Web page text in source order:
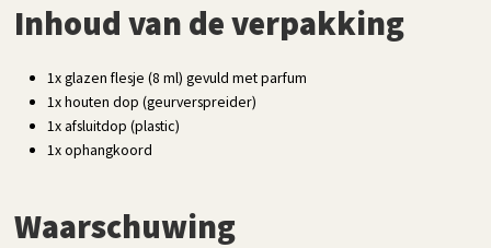
Inhoud van de verpakking
1x glazen flesje (8 ml) gevuld met parfum
1x houten dop (geurverspreider)
1x afsluitdop (plastic)
1x ophangkoord
Waarschuwing